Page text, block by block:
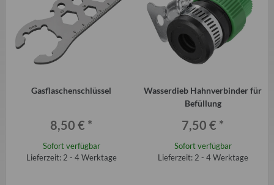
Gasflaschenschlüssel
8,50 € *
Sofort verfügbar
Lieferzeit: 2 - 4 Werktage
Wasserdieb Hahnverbinder für
Befüllung
7,50 € *
Sofort verfügbar
Lieferzeit: 2 - 4 Werktage